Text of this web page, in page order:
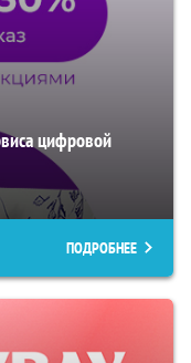
цифровой
ПОДРОБНЕЕ